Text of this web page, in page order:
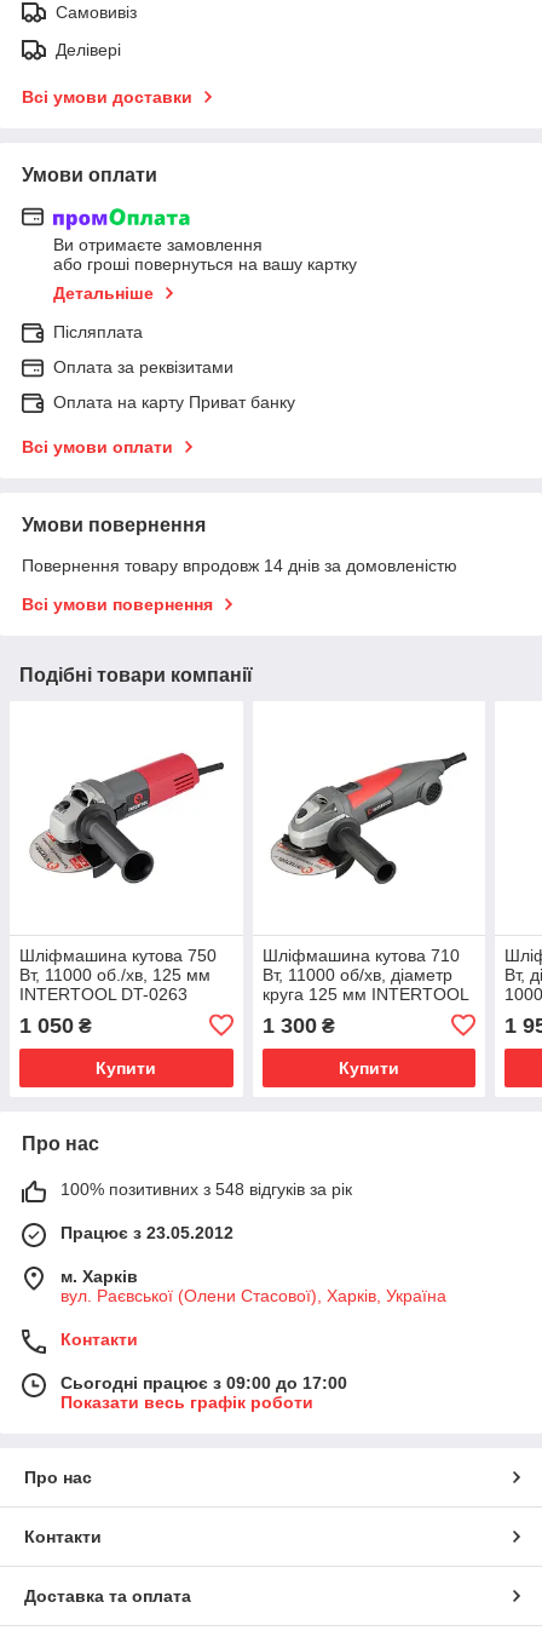
Самовивіз
Делівері
Всі умови доставки
Умови оплати
Ви отримаєте замовлення
або гроші повернуться на вашу картку
Детальніше
Післяплата
Оплата за реквізитами
Оплата на карту Приват банку
Всі умови оплати
Умови повернення
Повернення товару впродовж 14 днів за домовленістю
Всі умови повернення
Подібні товари компанії
Шліфмашина кутова 750
Вт, 11000 об./хв, 125 мм
INTERTOOL DT-0263
1 050 ₴
Купити
Шліфмашина кутова 710
Вт, 11000 об/хв, діаметр
круга 125 мм INTERTOOL
1 300₴
Купити
Вт,
1
Про нас
100% позитивних з 548 відгуків за рік
Працює з 23.05.2012
м. Харків
вул. Раєвської (Олени Стасової), Харків, Україна
Контакти
Сьогодні працює з 09:00 до 17:00
Показати весь графік роботи
Про нас
Контакти
Доставка та оплата